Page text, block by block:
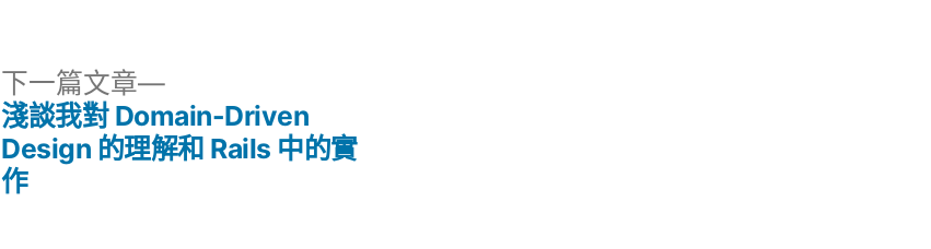
下一篇文章
下
一
篇
淺談我對 Domain-Driven
Design 的理解和 Rails 中的實
作